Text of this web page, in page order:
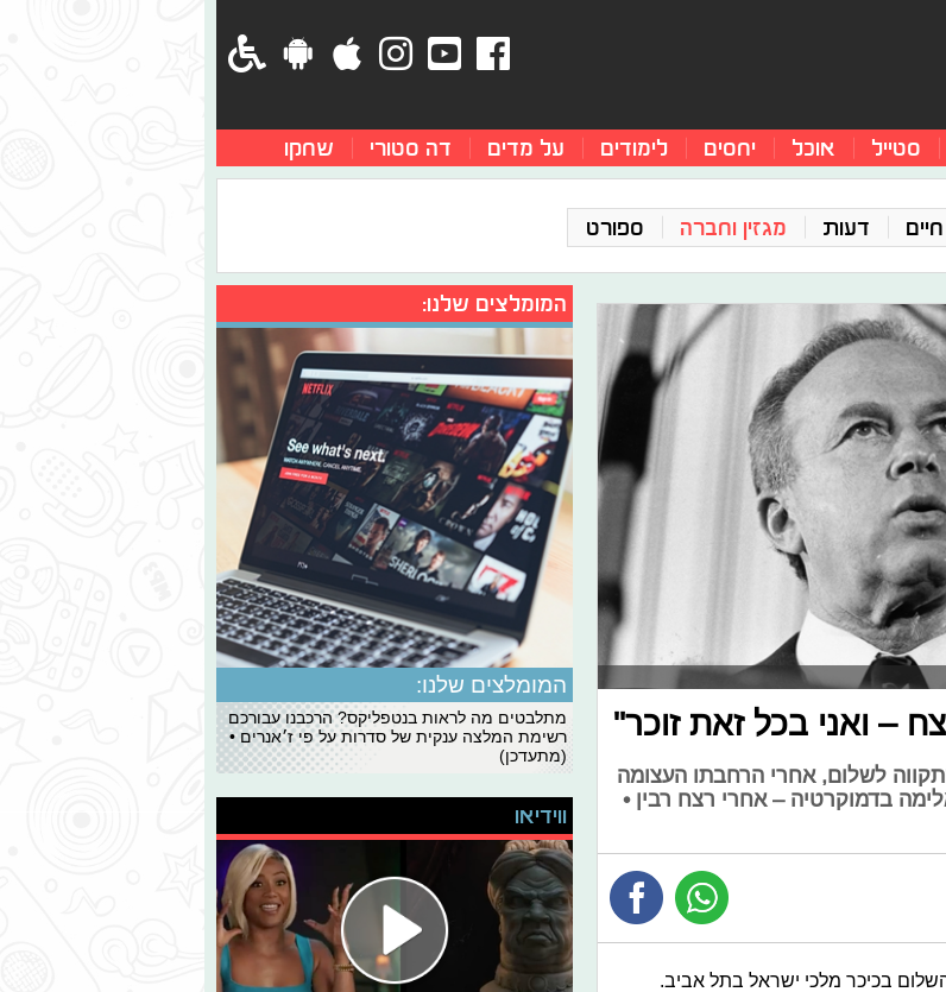
סטייל אוכל יחסים לימודים על מדים דה סטורי שחקו
דעות מגזין וחברה ספורט
– ואני בכל זאת זוכר"
לשלום, אחרי הרחבתו העצומה
בדמוקרטיה – אחרי רצח רבין •
העצרת למען השלום בכיכר מלכי ישראל בתל אביב.
המומלצים שלנו:
המומלצים שלנו:
מתלבטים מה לראות בנטפליקס? הרכבנו עבורכם
רשימת המלצה ענקית של סדרות על פי ז׳אנרים •
(מתעדכן)
ווידיאו